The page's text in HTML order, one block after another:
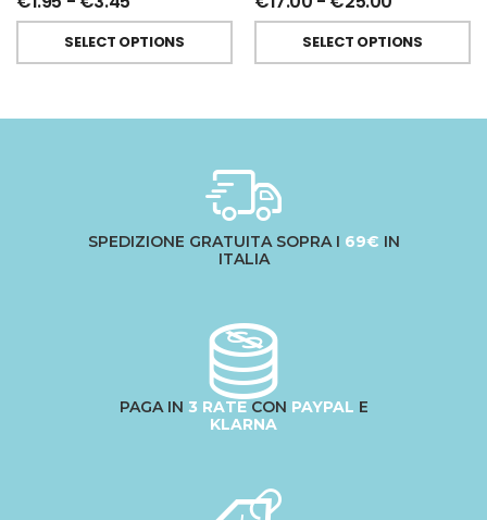
SELECT OPTIONS SELECT OPTIONS
SPEDIZIONE GRATUITA SOPRA I 69€ IN
ITALIA
PAGA IN 3 RATECON PAYPAL E
KLARNA